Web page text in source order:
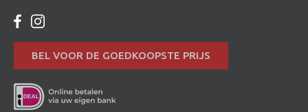
BEL VOOR DE GOEDKOOPSTE PRIJS